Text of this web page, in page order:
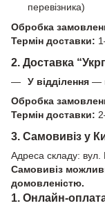
перевізника)
Обробка
Термін доставки:
2. Доставка
У відділення —
Обробка
Термін доставки:
3. Самовивіз у
Адреса складу:
Самовивіз
домовленістю.
1. Онлайн-